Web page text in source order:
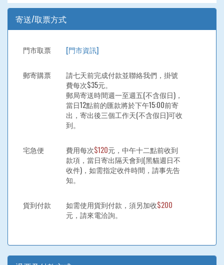
寄送/取票方式
門市取票 [門市資訊]
郵寄購票
請七天前完成付款並聯絡我們，掛號
費每次$35元。
郵局寄送時間週一至週五(不含假日)，
當日12點前的匯款將於下午15:00前寄
出，寄出後三個工作天(不含假日)可收
到。
宅急便 費用每次$120元，中午十二點前收到
款項，當日寄出隔天會到(黑貓週日不
收件)，如需指定收件時間，請事先告
知。
貨到付款 如需使用貨到付款，須另加收$200
元，請來電洽詢。